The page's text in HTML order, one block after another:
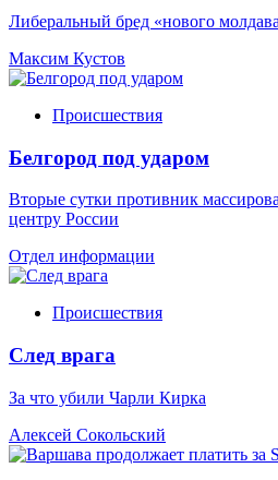
Либеральный бред «нового
Максим Кустов
Происшествия
Белгород под ударом
Вторые сутки противник
центру России
Отдел информации
Происшествия
След врага
За что убили Чарли Кирка
Алексей Сокольский